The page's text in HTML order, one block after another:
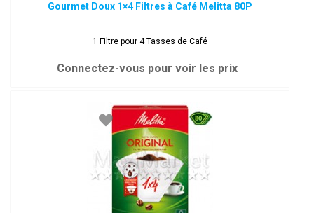
Gourmet Doux 1×4 Filtres à Café Melitta 80P
1 Filtre pour 4 Tasses de Café
Connectez-vous pour voir les prix